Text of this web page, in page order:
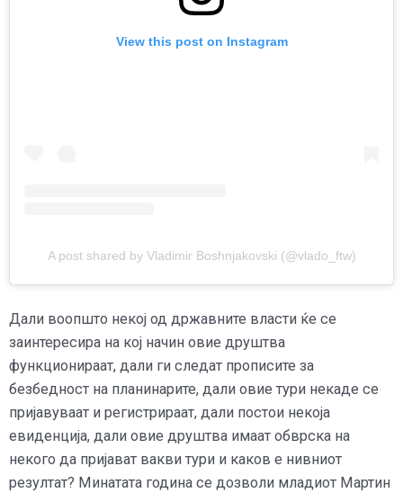
View this post on Instagram
A post shared by Vladimir Boshnjakovski (@vlado_ftw)
Дали воопшто некој од државните власти ќе се
заинтересира на кој начин овие друштва
функционираат, дали ги следат прописите за
безбедност на планинарите, дали овие тури некаде се
пријавуваат и регистрираат, дали постои некоја
евиденција, дали овие друштва имаат обврска на
некого да пријават вакви тури и каков е нивниот
резултат? Минатата година се дозволи младиот Мартин